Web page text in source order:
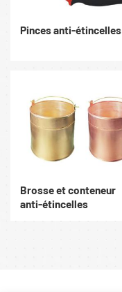
Pinces anti-étincelles
Brosse et conteneur
anti-étincelles